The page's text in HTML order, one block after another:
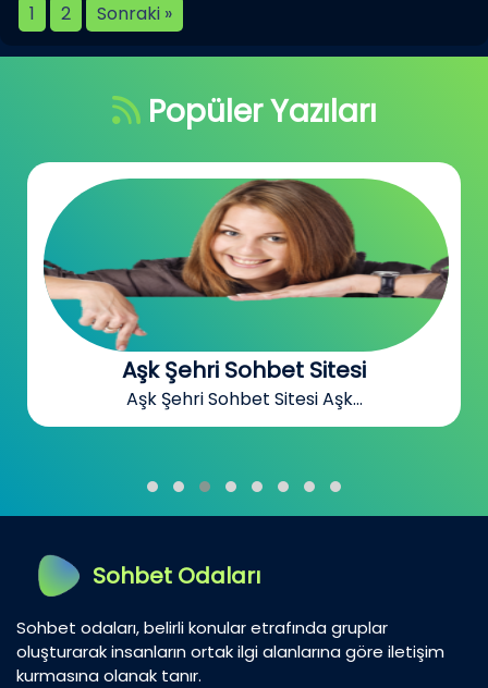
1 2 Sonraki »
Popüler Yazıları
Aşk Şehri Sohbet Sitesi
Aşk Şehri Sohbet Sitesi Aşk...
Sohbet Odaları
Sohbet odaları, belirli konular etrafında gruplar
oluşturarak insanların ortak ilgi alanlarına göre iletişim
kurmasına olanak tanır.